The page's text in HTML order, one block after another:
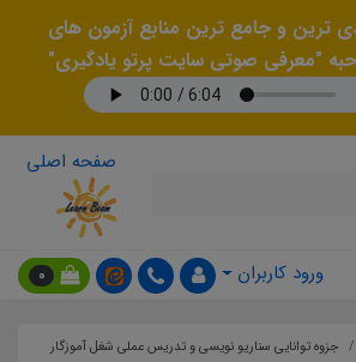
ترین و جامع ترین منابع آزمون های
"معرفی صوتی سایت پرتو یادگیری"
صفحه اصلی
ورود کاربران 0
جزوه توانایی سناریو نویسی و تدریس عملی شغل آموزگار